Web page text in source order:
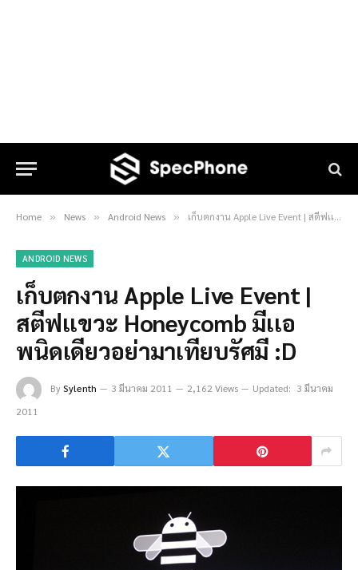
Home » News » Android News » เก็บตกงาน Apple Live Event | สตีฟเเขวะ Honeycomb มีเเอพนิดเดียวอย่ามาเทียบรัศมี :D
ANDROID NEWS
เก็บตกงาน Apple Live Event |
สตีฟเเขวะ Honeycomb มีเเอ
พนิดเดียวอย่ามาเทียบรัศมี :D
BySylenth 3 มีนาคม 2011 2,162 Views Updated: 3 มีนาคม
2011